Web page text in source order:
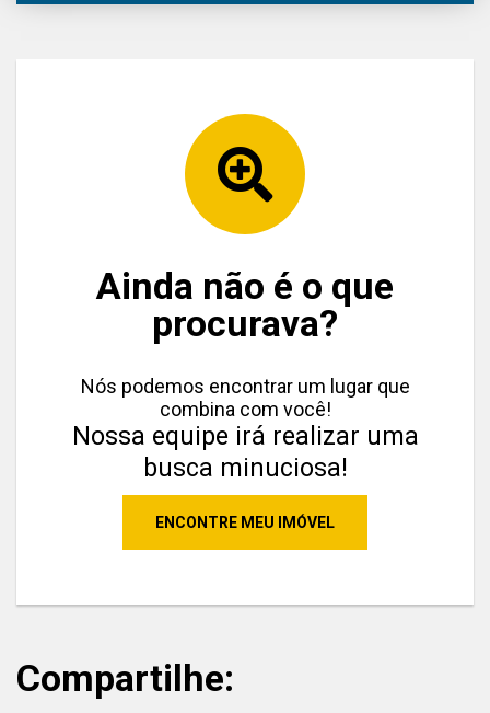
Ainda não é o que
procurava?
Nós podemos encontrar um lugar que
combina com você!
Nossa equipe irá realizar uma
busca minuciosa!
ENCONTRE MEU IMÓVEL
Compartilhe: